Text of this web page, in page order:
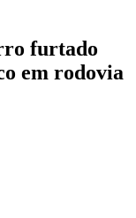
furtado
em rodovia